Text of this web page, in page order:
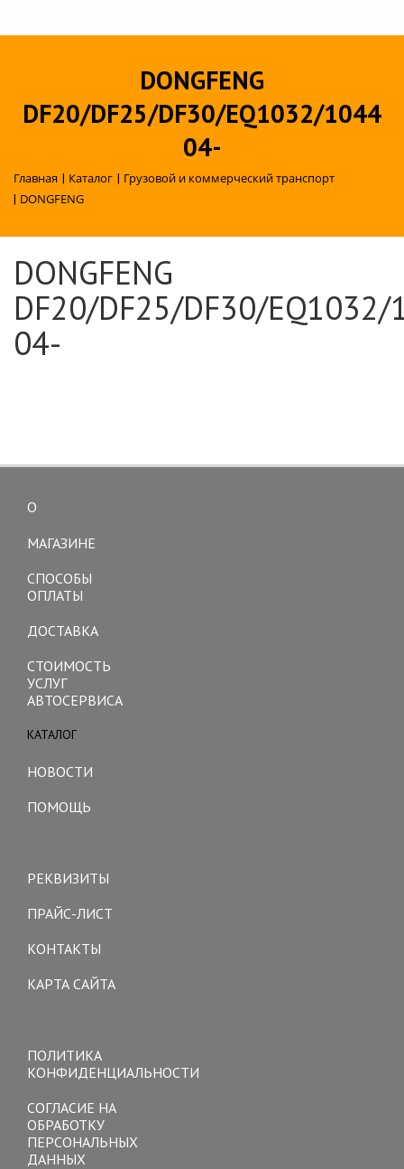
DONGFENG
DF20/DF25/DF30/EQ1032/1044
04-
Главная | Каталог | Грузовой и коммерческий транспорт
| DONGFENG
DONGFENG
DF20/DF25/DF30/EQ1032/
04-
О
МАГАЗИНЕ
СПОСОБЫ
ОПЛАТЫ
ДОСТАВКА
СТОИМОСТЬ
УСЛУГ
АВТОСЕРВИСА
КАТАЛОГ
НОВОСТИ
ПОМОЩЬ
РЕКВИЗИТЫ
ПРАЙС-ЛИСТ
КОНТАКТЫ
КАРТА САЙТА
ПОЛИТИКА
КОНФИДЕНЦИАЛЬНОСТИ
СОГЛАСИЕ НА
ОБРАБОТКУ
ПЕРСОНАЛЬНЫХ
ДАННЫХ